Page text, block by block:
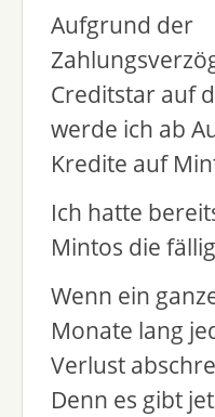
Aufgrund der
Creditstar auf
werde ich ab
Kredite auf
Ich hatte
Mintos die
Wenn ein
Monate lang
Verlust
Denn es gibt